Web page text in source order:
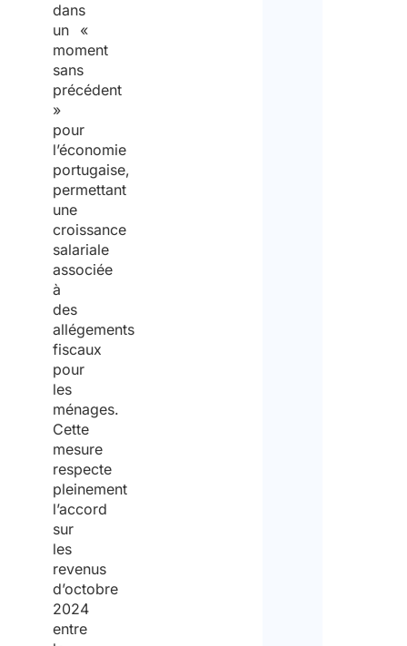
dans
un «
moment
sans
précédent
»
pour
l’économie
portugaise,
permettant
une
croissance
salariale
associée
à
des
allégements
fiscaux
pour
les
ménages.
Cette
mesure
respecte
pleinement
l’accord
sur
les
revenus
d’octobre
2024
entre